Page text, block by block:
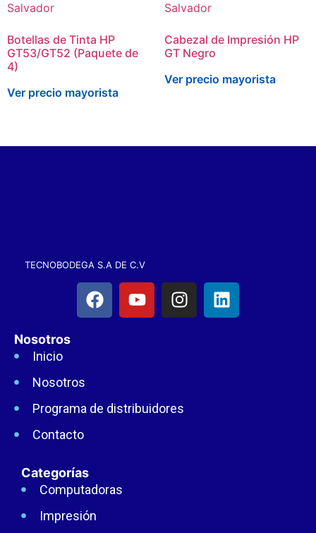
Botellas de Tinta HP
GT53/GT52 (Paquete de
4)
Ver precio mayorista
Cabezal de Impresión HP
GT Negro
Ver precio mayorista
TECNOBODEGA S.A DE C.V
Nosotros
Inicio
Nosotros
Programa de distribuidores
Contacto
Categorías
Computadoras
Impresión